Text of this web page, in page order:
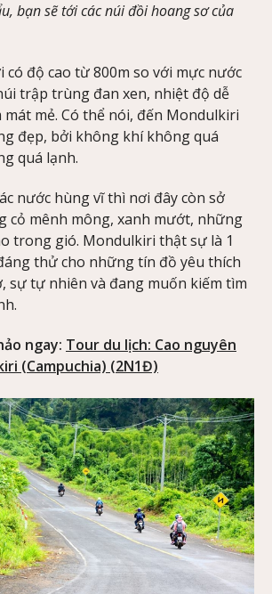
bạn sẽ tới các núi đồi hoang sơ của
độ cao từ 800m so với mực nước
trập trùng đan xen, nhiệt độ dễ
mát mẻ. Có thể nói, đến Mondulkiri
đẹp, bởi không khí không quá
quá lạnh.
nước hùng vĩ thì nơi đây còn sở
cỏ mênh mông, xanh mướt, những
trong gió. Mondulkiri thật sự là 1
thử cho những tín đồ yêu thích
sự tự nhiên và đang muốn kiếm tìm
ngay: Tour du lịch: Cao nguyên
(Campuchia) (2N1Đ)